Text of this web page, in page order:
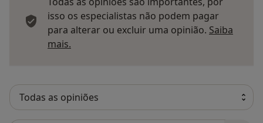
isso os especialistas não podem pagar
para alterar ou excluir uma opinião. Saiba
mais.